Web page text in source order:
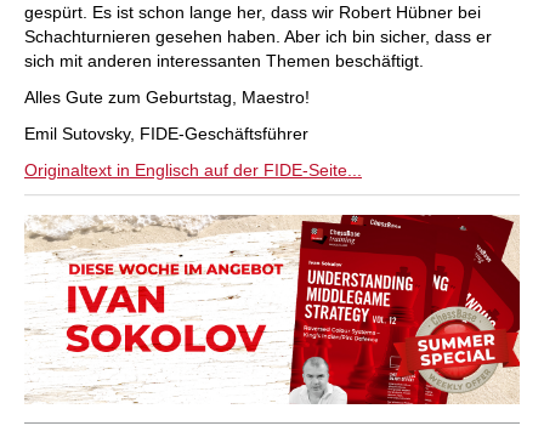
gespürt. Es ist schon lange her, dass wir Robert Hübner bei
Schachturnieren gesehen haben. Aber ich bin sicher, dass er
sich mit anderen interessanten Themen beschäftigt.
Alles Gute zum Geburtstag, Maestro!
Emil Sutovsky, FIDE-Geschäftsführer
Originaltext in Englisch auf der FIDE-Seite...